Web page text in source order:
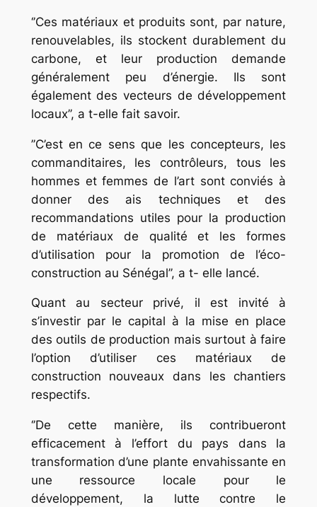
‘’Ces matériaux et produits sont, par nature,
renouvelables, ils stockent durablement du
carbone, et leur production demande
généralement peu d’énergie. Ils sont
également des vecteurs de développement
locaux’’, a t-elle fait savoir.
’’C’est en ce sens que les concepteurs, les
commanditaires, les contrôleurs, tous les
hommes et femmes de l’art sont conviés à
donner des ais techniques et des
recommandations utiles pour la production
de matériaux de qualité et les formes
d’utilisation pour la promotion de l’éco-
construction au Sénégal’’, a t- elle lancé.
Quant au secteur privé, il est invité à
s’investir par le capital à la mise en place
des outils de production mais surtout à faire
l’option d’utiliser ces matériaux de
construction nouveaux dans les chantiers
respectifs.
‘’De cette manière, ils contribueront
efficacement à l’effort du pays dans la
transformation d’une plante envahissante en
une ressource locale pour le
développement, la lutte contre le